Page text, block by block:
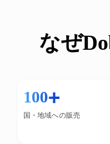
なぜ
100+
国・地域への販売